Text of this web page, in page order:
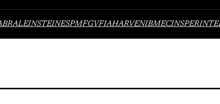
EINSTEINESPMFGVFIAHARVENIBMECINSPER